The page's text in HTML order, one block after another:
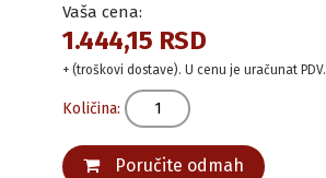
Vaša cena:
1.444,15 RSD
+ (troškovi dostave). U cenu je uračunat PDV.
Količina:
Poručite odmah